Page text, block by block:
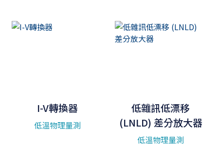
I-V轉換器
低溫物理量測
低雜訊低漂移
(LNLD) 差分放大器
低溫物理量測